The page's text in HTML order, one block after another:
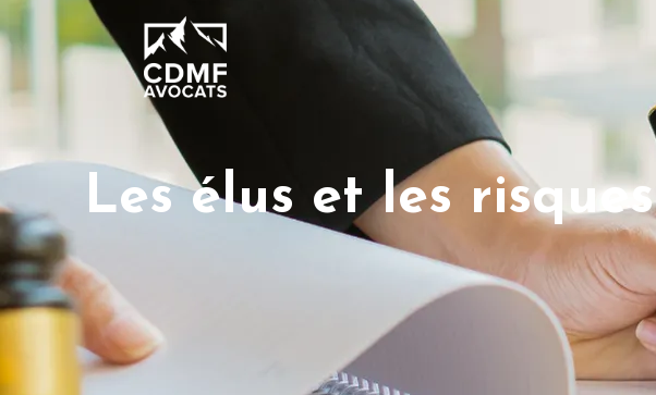
Les élus et les risques